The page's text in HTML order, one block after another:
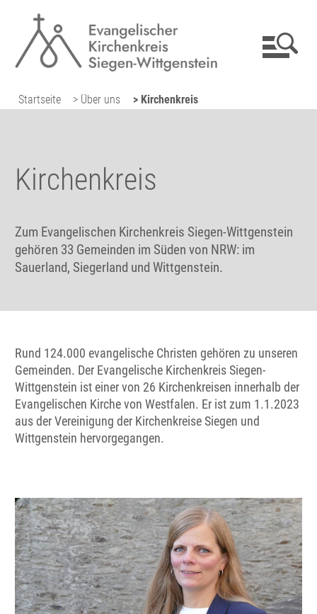
Startseite > Über uns > Kirchenkreis
Kirchen­kreis
Zum Evangelischen Kirchenkreis Siegen-Wittgenstein
gehören 33 Gemeinden im Süden von NRW: im
Sauerland, Siegerland und Wittgenstein.
Rund 124.000 evangelische Christen gehören zu unseren
Gemeinden. Der Evangelische Kirchenkreis Siegen-
Wittgenstein ist einer von 26 Kirchenkreisen innerhalb der
Evangelischen Kirche von Westfalen. Er ist zum 1.1.2023
aus der Vereinigung der Kirchenkreise Siegen und
Wittgenstein hervorgegangen.